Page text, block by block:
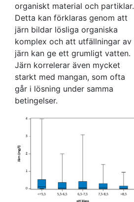
organiskt material och partiklar.
Detta kan förklaras genom att
järn bildar lösliga organiska
komplex och att utfällningar av
järn kan ge ett grumligt vatten.
Järn korrelerar även mycket
starkt med mangan, som ofta
går i lösning under samma
betingelser.